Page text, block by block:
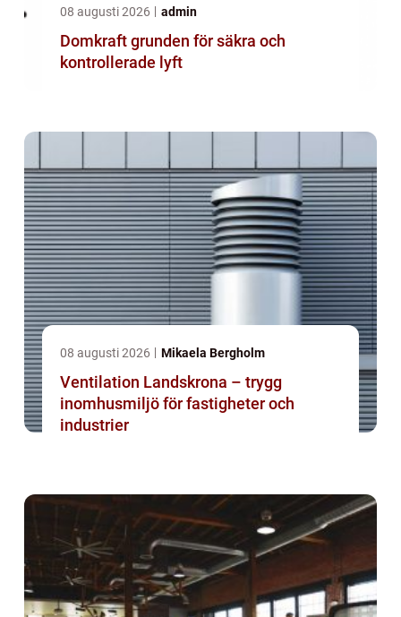
08 augusti 2026 admin
Domkraft grunden för säkra och
kontrollerade lyft
08 augusti 2026 Mikaela Bergholm
Ventilation Landskrona – trygg
inomhusmiljö för fastigheter och
industrier